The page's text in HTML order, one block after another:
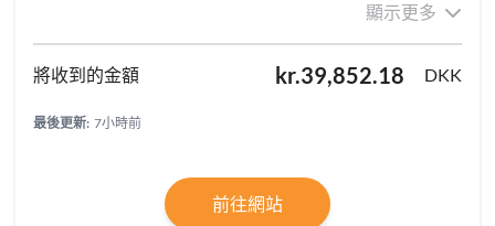
顯示更多
kr.39,852.18 DKK
最後更新: 7小時前
前往網站